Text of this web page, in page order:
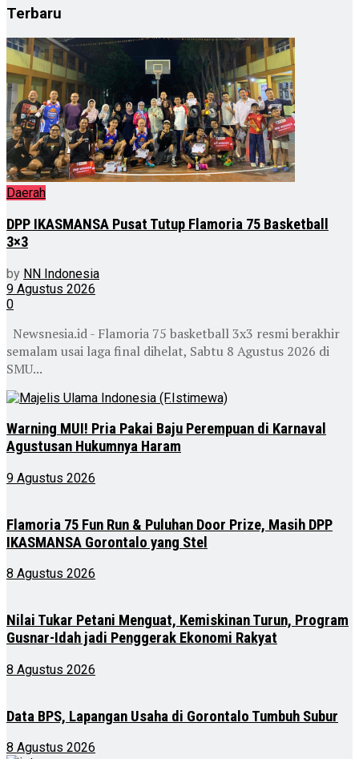
Terbaru
Daerah
DPP IKASMANSA Pusat Tutup Flamoria 75 Basketball
3×3
by NN Indonesia
9 Agustus 2026
0
Newsnesia.id - Flamoria 75 basketball 3x3 resmi berakhir
semalam usai laga final dihelat, Sabtu 8 Agustus 2026 di
SMU...
Warning MUI! Pria Pakai Baju Perempuan di Karnaval
Agustusan Hukumnya Haram
9 Agustus 2026
Flamoria 75 Fun Run & Puluhan Door Prize, Masih DPP
IKASMANSA Gorontalo yang Stel
8 Agustus 2026
Nilai Tukar Petani Menguat, Kemiskinan Turun, Program
Gusnar-Idah jadi Penggerak Ekonomi Rakyat
8 Agustus 2026
Data BPS, Lapangan Usaha di Gorontalo Tumbuh Subur
8 Agustus 2026